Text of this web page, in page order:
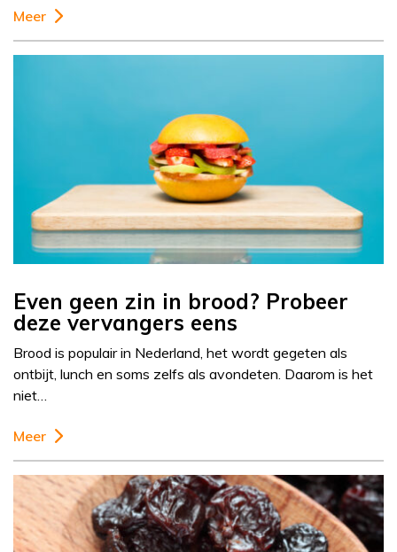
Meer
Even geen zin in brood? Probeer
deze vervangers eens
Brood is populair in Nederland, het wordt gegeten als
ontbijt, lunch en soms zelfs als avondeten. Daarom is het
niet…
Meer